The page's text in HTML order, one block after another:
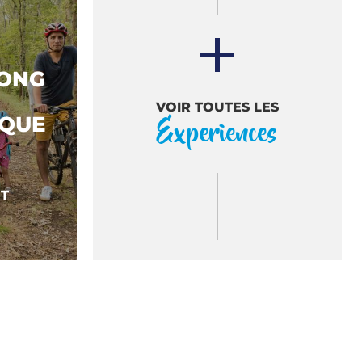
VOIR TOUTES LES
Experiences